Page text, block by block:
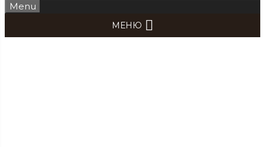
Menu
МЕНЮ